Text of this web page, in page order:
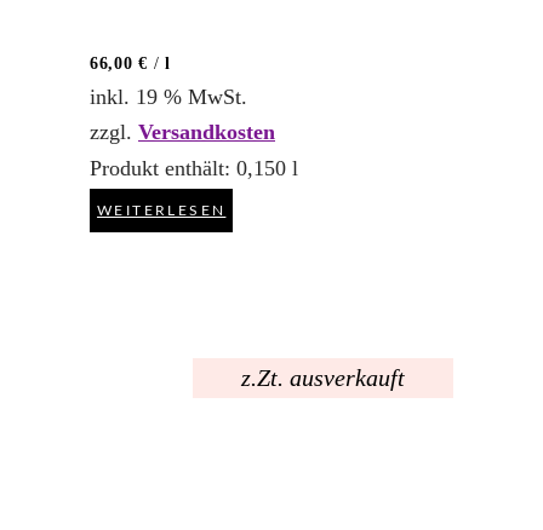
66,00€ /l
inkl. 19 % MwSt.
zzgl. Versandkosten
Produkt enthält: 0,150 l
WEITERLESEN
z.Zt. ausverkauft